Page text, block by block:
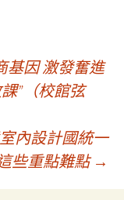
基因 激發奮進
”（校館弦
內設計國統一
些重點難點 →